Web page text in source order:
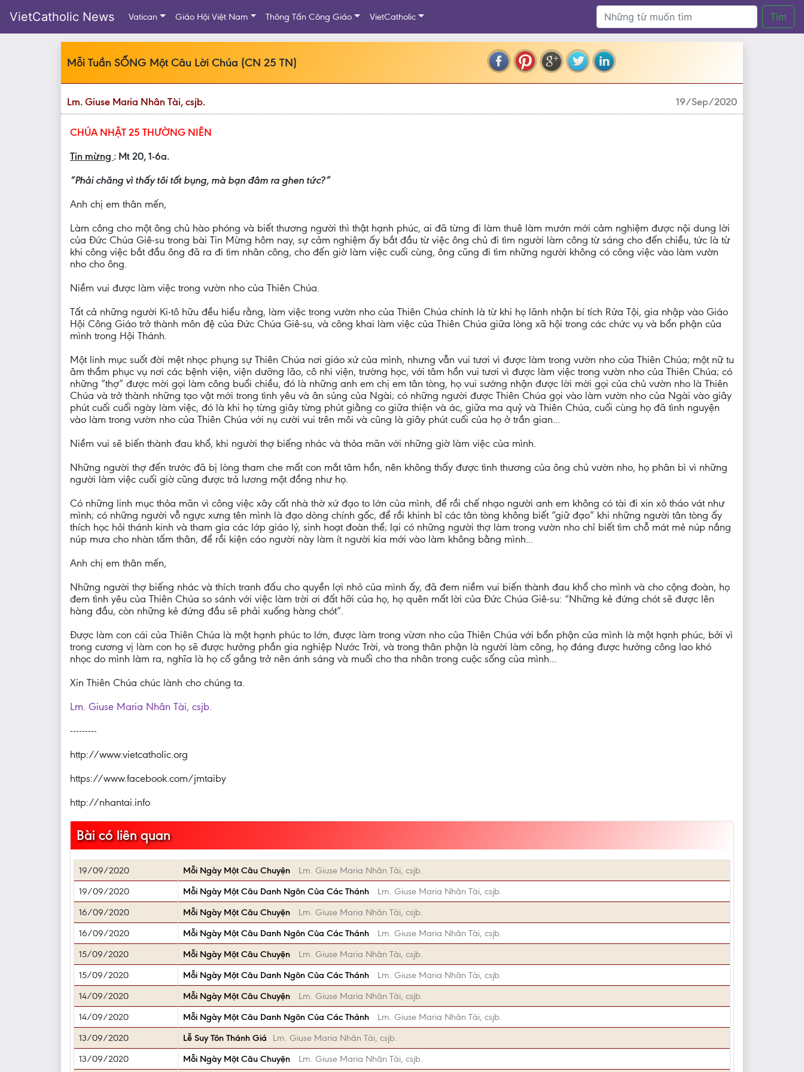
VietCatholic News Vatican Giáo Hội Việt Nam Thông Tấn Công Giáo VietCatholic Tìm
Mỗi Tuần SỐNG Một Câu Lời Chúa (CN 25 TN)
Lm. Giuse Maria Nhân Tài, csjb. 19/Sep/2020
CHÚA NHẬT 25 THƯỜNG NIÊN
Tin mừng : Mt 20, 1-6a.
“Phải chăng vì thấy tôi tốt bụng, mà bạn đâm ra ghen tức?”
Anh chị em thân mến,
Làm công cho một ông chủ hào phóng và biết thương người thì thật hạnh phúc, ai đã từng đi làm thuê làm mướn mới cảm nghiệm được nội dung lời
của Đức Chúa Giê-su trong bài Tin Mừng hôm nay, sự cảm nghiệm ấy bắt đầu từ việc ông chủ đi tìm người làm công từ sáng cho đến chiều, tức là từ
khi công việc bắt đầu ông đã ra đi tìm nhân công, cho đến giờ làm việc cuối cùng, ông cũng đi tìm những người không có công việc vào làm vườn
nho cho ông.
Niềm vui được làm việc trong vườn nho của Thiên Chúa.
Tất cả những người Ki-tô hữu đều hiểu rằng, làm việc trong vườn nho của Thiên Chúa chính là từ khi họ lãnh nhận bí tích Rửa Tội, gia nhập vào Giáo
Hội Công Giáo trở thành môn đệ của Đức Chúa Giê-su, và công khai làm việc của Thiên Chúa giữa lòng xã hội trong các chức vụ và bổn phận của
mình trong Hội Thánh.
Một linh mục suốt đời mệt nhọc phụng sự Thiên Chúa nơi giáo xứ của mình, nhưng vẫn vui tươi vì được làm trong vườn nho của Thiên Chúa; một nữ tu
âm thầm phục vụ nơi các bệnh viện, viện dưỡng lão, cô nhi viện, trường học, với tâm hồn vui tươi vì được làm việc trong vườn nho của Thiên Chúa; có
những “thợ” được mời gọi làm công buổi chiều, đó là những anh em chị em tân tòng, họ vui sướng nhận được lời mời gọi của chủ vườn nho là Thiên
Chúa và trở thành những tạo vật mới trong tình yêu và ân sủng của Ngài; có những người được Thiên Chúa gọi vào làm vườn nho của Ngài vào giây
phút cuối cuối ngày làm việc, đó là khi họ từng giây từng phút giằng co giữa thiện và ác, giữa ma quỷ và Thiên Chúa, cuối cùng họ đã tình nguyện
vào làm trong vườn nho của Thiên Chúa với nụ cười vui trên môi và cũng là giây phút cuối của họ ở trần gian...
Niềm vui sẽ biến thành đau khổ, khi người thợ biếng nhác và thỏa mãn với những giờ làm việc của mình.
Những người thợ đến trước đã bị lòng tham che mất con mắt tâm hồn, nên không thấy được tình thương của ông chủ vườn nho, họ phân bì vì những
người làm việc cuối giờ cũng được trả lương một đồng như họ.
Có những linh mục thỏa mãn vì công việc xây cất nhà thờ xứ đạo to lớn của mình, để rồi chế nhạo người anh em không có tài đi xin xỏ tháo vát như
mình; có những người vỗ ngực xưng tên mình là đạo dòng chính gốc, để rồi khinh bỉ các tân tòng không biết “giữ đạo” khi những người tân tòng ấy
thích học hỏi thánh kinh và tham gia các lớp giáo lý, sinh hoạt đoàn thể; lại có những người thợ làm trong vườn nho chỉ biết tìm chỗ mát mẻ núp nắng
núp mưa cho nhàn tấm thân, để rồi kiện cáo người này làm ít người kia mới vào làm không bằng mình...
Anh chị em thân mến,
Những người thợ biếng nhác và thích tranh đấu cho quyền lợi nhỏ của mình ấy, đã đem niềm vui biến thành đau khổ cho mình và cho cộng đoàn, họ
đem tình yêu của Thiên Chúa so sánh với việc làm trời ơi đất hỡi của họ, họ quên mất lời của Đức Chúa Giê-su: “Những kẻ đứng chót sẽ được lên
hàng đầu, còn những kẻ đứng đầu sẽ phải xuống hàng chót”.
Được làm con cái của Thiên Chúa là một hạnh phúc to lớn, được làm trong vừơn nho của Thiên Chúa với bổn phận của mình là một hạnh phúc, bởi vì
trong cương vị làm con họ sẽ được hưởng phần gia nghiệp Nước Trời, và trong thân phận là người làm công, họ đáng được hưởng công lao khó
nhọc do mình làm ra, nghĩa là họ cố gắng trở nên ánh sáng và muối cho tha nhân trong cuộc sống của mình...
Xin Thiên Chúa chúc lành cho chúng ta.
Lm. Giuse Maria Nhân Tài, csjb.
---------
http://www.vietcatholic.org
https://www.facebook.com/jmtaiby
http://nhantai.info
Bài có liên quan
19/09/2020 Mỗi Ngày Một Câu Chuyện
Lm. Giuse Maria Nhân Tài, csjb.
19/09/2020
Mỗi Ngày Một Câu Danh Ngôn Của Các Thánh
Lm. Giuse Maria Nhân Tài, csjb.
16/09/2020
Mỗi Ngày Một Câu Chuyện
Lm. Giuse Maria Nhân Tài, csjb.
16/09/2020
Mỗi Ngày Một Câu Danh Ngôn Của Các Thánh
Lm. Giuse Maria Nhân Tài, csjb.
15/09/2020
Mỗi Ngày Một Câu Chuyện
Lm. Giuse Maria Nhân Tài, csjb.
15/09/2020
Mỗi Ngày Một Câu Danh Ngôn Của Các Thánh
Lm. Giuse Maria Nhân Tài, csjb.
14/09/2020
Mỗi Ngày Một Câu Chuyện
Lm. Giuse Maria Nhân Tài, csjb.
14/09/2020
Mỗi Ngày Một Câu Danh Ngôn Của Các Thánh
Lm. Giuse Maria Nhân Tài, csjb.
13/09/2020
Lễ Suy Tôn Thánh Giá
Lm. Giuse Maria Nhân Tài, csjb.
13/09/2020
Mỗi Ngày Một Câu Chuyện Lm. Giuse Maria Nhân Tài, csjb.